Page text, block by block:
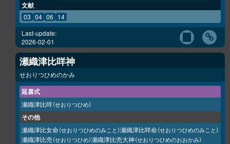
文献
03 04 06 14
Last-update:
2026-02-01
瀬織津比咩神
せおりつひめのかみ
延喜式
瀬織津比咩（せおりつひめ）
その他
瀬織津比女命（せおりつひめのみこと）瀬織津比咩命（せおりつひめのみこと）
瀬織津比売（せおりつひめ）瀬織津比売大神（せおりつひめのおおかみ）